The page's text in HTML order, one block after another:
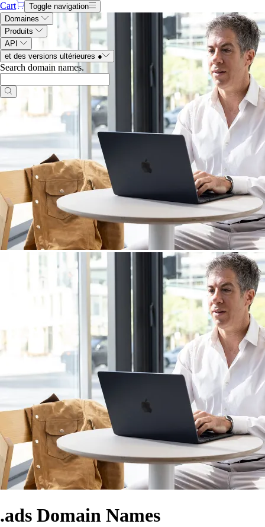
Cart
Toggle navigation
Domaines
Produits
API
et des versions ultérieures ●
Search domain names.
.ads Domain Names